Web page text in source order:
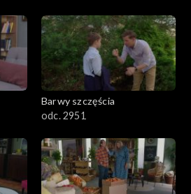
Barwy szczęścia
odc. 2951